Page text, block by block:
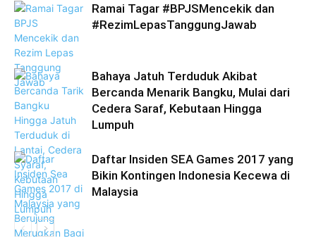
Ramai Tagar #BPJSMencekik dan
#RezimLepasTanggungJawab
Bahaya Jatuh Terduduk Akibat
Bercanda Menarik Bangku, Mulai dari
Cedera Saraf, Kebutaan Hingga
Lumpuh
Daftar Insiden SEA Games 2017 yang
Bikin Kontingen Indonesia Kecewa di
Malaysia